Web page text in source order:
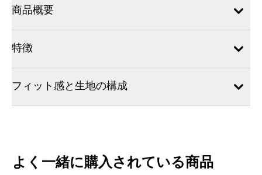
商品概要
特徴
フィット感と生地の構成
よく一緒に購入されている商品